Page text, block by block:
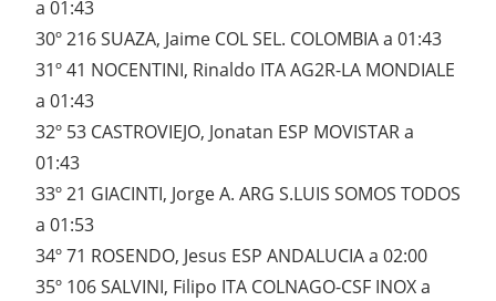
a 01:43
30º 216 SUAZA, Jaime COL SEL. COLOMBIA a 01:43
31º 41 NOCENTINI, Rinaldo ITA AG2R-LA MONDIALE
a 01:43
32º 53 CASTROVIEJO, Jonatan ESP MOVISTAR a
01:43
33º 21 GIACINTI, Jorge A. ARG S.LUIS SOMOS TODOS
a 01:53
34º 71 ROSENDO, Jesus ESP ANDALUCIA a 02:00
35º 106 SALVINI, Filipo ITA COLNAGO-CSF INOX a